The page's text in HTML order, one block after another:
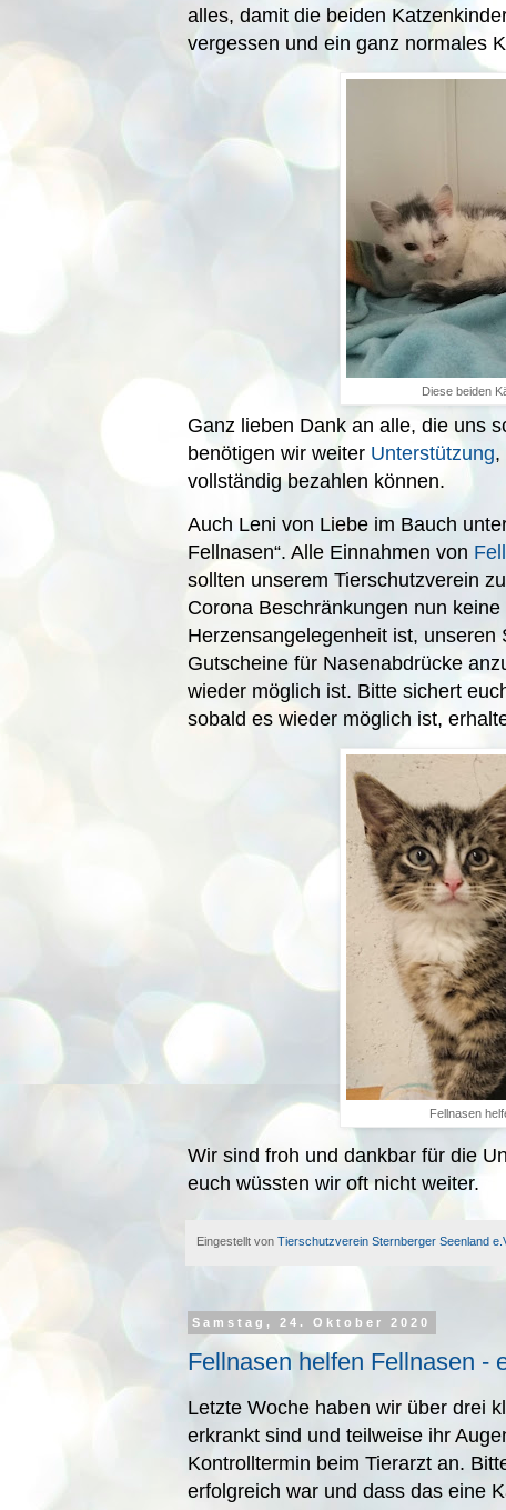
alles, damit die beiden
vergessen und ein ganz normales
Diese beiden
Ganz lieben Dank an alle, die uns
benötigen wir weiter Unterstützung,
vollständig bezahlen können.
Auch Leni von Liebe im Bauch
Fellnasen“. Alle Einnahmen von
sollten unserem Tierschutzverein
Corona Beschränkungen nun
Herzensangelegenheit ist,
Gutscheine für Nasenabdrücke
wieder möglich ist. Bitte sichert
sobald es wieder möglich ist,
Fellnasen
Wir sind froh und dankbar für die
euch wüssten wir oft nicht weiter.
Eingestellt von Tierschutzverein Sternberger Seenland
Samstag, 24. Oktober 2020
Fellnasen helfen Fellnasen -
Letzte Woche haben wir über drei
erkrankt sind und teilweise ihr
Kontrolltermin beim Tierarzt an.
erfolgreich war und dass das eine